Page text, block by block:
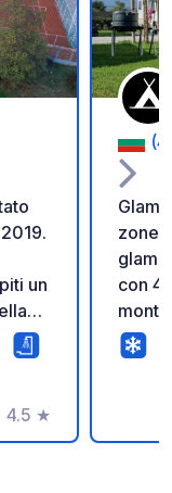
un
4.5
Valutazione
★
zone:
con
monti
vista